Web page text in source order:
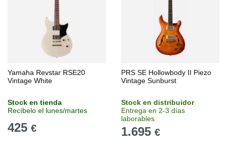
Yamaha Revstar RSE20
Vintage White
Stock en tienda
Recíbelo el lunes/martes
425 €
PRS SE Hollowbody II Piezo
Vintage Sunburst
Stock en distribuidor
Entrega en 2-3 días
laborables
1.695 €